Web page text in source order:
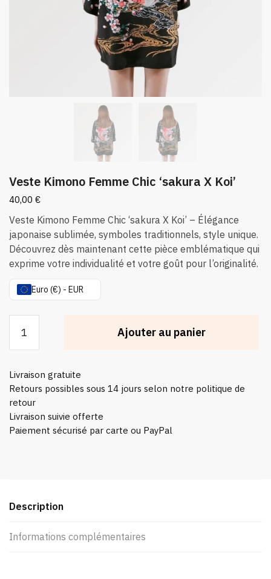
Veste Kimono Femme Chic ‘sakura X Koi’
40,00 €
Veste Kimono Femme Chic ‘sakura X Koi’ – Élégance
japonaise sublimée, symboles traditionnels, style unique.
Découvrez dès maintenant cette pièce emblématique qui
exprime votre individualité et votre goût pour l’originalité.
Euro (€) - EUR
Veste
Femme
Chic
'sakura
X
Ajouter au panier
Livraison gratuite
Retours possibles sous 14 jours selon notre politique de
retour
Livraison suivie offerte
Paiement sécurisé par carte ou PayPal
Description
Informations complémentaires